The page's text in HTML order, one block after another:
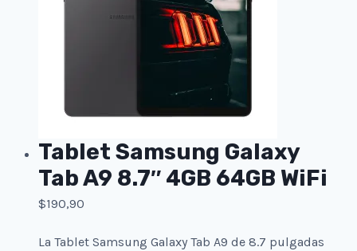
Tablet Samsung Galaxy
Tab A9 8.7″ 4GB 64GB WiFi
$190,90
La Tablet Samsung Galaxy Tab A9 de 8.7 pulgadas